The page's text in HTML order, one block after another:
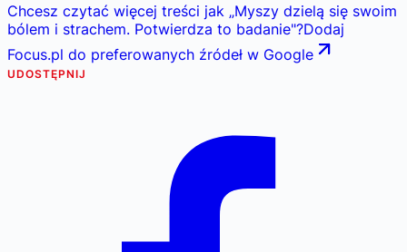
Chcesz czytać więcej treści jak „Myszy dzielą się swoim
bólem i strachem. Potwierdza to badanie"?Dodaj
Focus.pl do preferowanych źródeł w Google
UDOSTĘPNIJ